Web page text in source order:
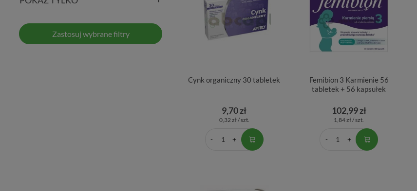
Zastosuj wybrane filtry
Cynk organiczny 30 tabletek
9,70 zł
0,32 zł / szt.
Femibion 3 Karmienie 56
tabletek + 56 kapsułek
102,99 zł
1,84 zł / szt.